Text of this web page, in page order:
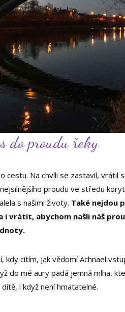
do proudu řeky
cestu. Na chvíli se zastavil, vrátil
proudu ve středu
s našimi životy. Také nejdou
i vrátit, abychom našli náš
kdy cítím, jak vědomí Achnael
do mé aury padá jemná mlha,
i když není hmatatelné.